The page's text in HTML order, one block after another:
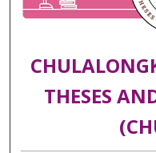
THESES